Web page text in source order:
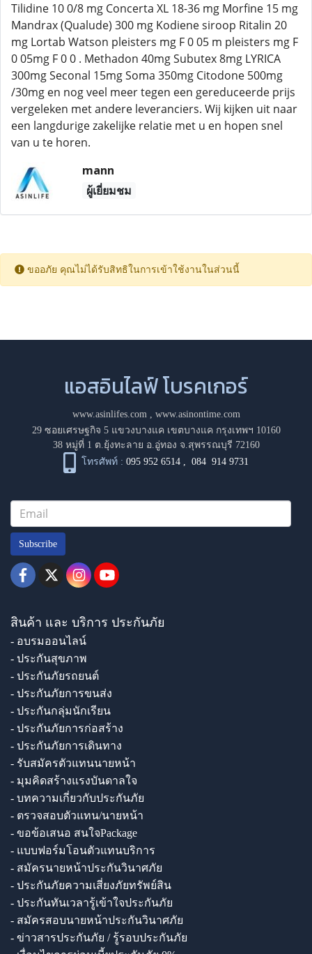
Tilidine 10 0/8 mg Concerta XL 18-36 mg Morfine 15 mg
Mandrax (Qualude) 300 mg Kodiene siroop Ritalin 20
mg Lortab Watson pleisters mg F 0 05 m pleisters mg F
0 05mg F 0 0 . Methadon 40mg Subutex 8mg LYRICA
300mg Seconal 15mg Soma 350mg Citodone 500mg
/30mg en nog veel meer tegen een gereduceerde prijs
vergeleken met andere leveranciers. Wij kijken uit naar
een langdurige zakelijke relatie met u en hopen snel
van u te horen.
mann
ผู้เยี่ยมชม
ขออภัย คุณไม่ได้รับสิทธิในการเข้าใช้งานในส่วนนี้
แอสอินไลฟ์ โบรคเกอร์
www.asinlifes.com, www.asinontime.com
29 ซอยเศรษฐกิจ 5 แขวงบางแค เขตบางแค กรุงเทพฯ 10160
38 หมู่ที่ 1 ต.ยุ้งทะลาย อ.อู่ทอง จ.สุพรรณบุรี 72160
โทรศัพท์ : 095 952 6514 ,084 914 9731
Subscribe
สินค้า และ บริการ ประกันภัย
- อบรมออนไลน์
- ประกันสุขภาพ
- ประกันภัยรถยนต์
- ประกันภัยการขนส่ง
- ประกันกลุ่มนักเรียน
- ประกันภัยการก่อสร้าง
- ประกันภัยการเดินทาง
- รับสมัครตัวแทนนายหน้า
- มุมคิดสร้างแรงบันดาลใจ
- บทความเกี่ยวกับประกันภัย
- ตรวจสอบตัวแทน/นายหน้า
- ขอข้อเสนอ สนใจPackage
- แบบฟอร์มโอนตัวแทนบริการ
- สมัครนายหน้าประกันวินาศภัย
- ประกันภัยความเสี่ยงภัยทรัพย์สิน
- ประกันทันเวลารู้เข้าใจประกันภัย
- สมัครสอบนายหน้าประกันวินาศภัย
- ข่าวสารประกันภัย / รู้รอบประกันภัย